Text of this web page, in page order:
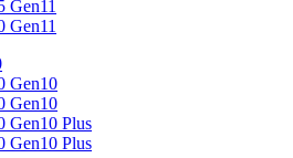
Gen11
Gen11
Gen10
Gen10
Gen10 Plus
Gen10 Plus